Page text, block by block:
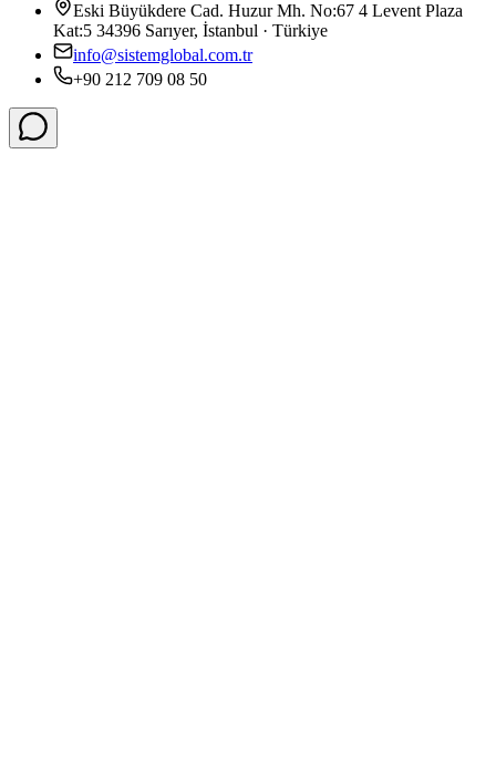
Eski Büyükdere Cad. Huzur Mh. No:67 4 Levent Plaza
Kat:5 34396 Sarıyer, İstanbul · Türkiye
info@sistemglobal.com.tr
+90 212 709 08 50